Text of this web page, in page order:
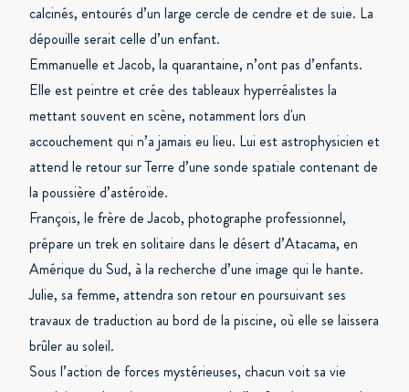
calcinés, entourés d’un large cercle de cendre et de suie. La
dépouille serait celle d’un enfant.
Emmanuelle et Jacob, la quarantaine, n’ont pas d’enfants.
Elle est peintre et crée des tableaux hyperréalistes la
mettant souvent en scène, notamment lors d'un
accouchement qui n’a jamais eu lieu. Lui est astrophysicien et
attend le retour sur Terre d’une sonde spatiale contenant de
la poussière d’astéroïde.
François, le frère de Jacob, photographe professionnel,
prépare un trek en solitaire dans le désert d’Atacama, en
Amérique du Sud, à la recherche d’une image qui le hante.
Julie, sa femme, attendra son retour en poursuivant ses
travaux de traduction au bord de la piscine, où elle se laissera
brûler au soleil.
Sous l’action de forces mystérieuses, chacun voit sa vie